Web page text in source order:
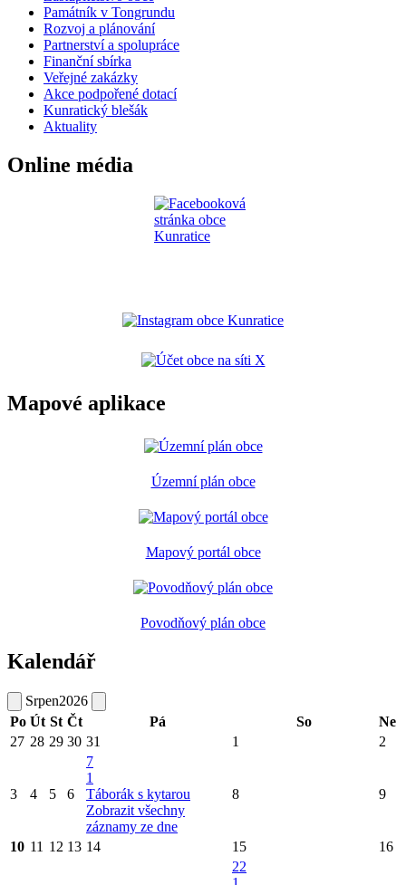
Památník v Tongrundu
Rozvoj a plánování
Partnerství a spolupráce
Finanční sbírka
Veřejné zakázky
Akce podpořené dotací
Kunratický blešák
Aktuality
Online média
Mapové aplikace
Územní plán obce
Mapový portál obce
Povodňový plán obce
Kalendář
Srpen2026
Po Út St Čt Pá So
Ne
27 28 29 30 31 1 2
3 4 5 6
7
1
Táborák s kytarou
Zobrazit všechny
záznamy ze dne
8 9
10 11 12 13 14 15
16
22